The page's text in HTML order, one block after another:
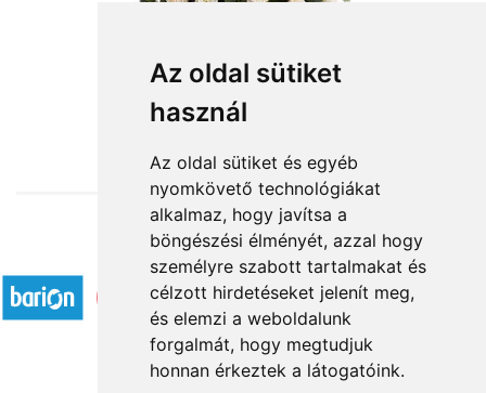
Az oldal sütiket
használ
Az oldal sütiket és egyéb
nyomkövető technológiákat
alkalmaz, hogy javítsa a
böngészési élményét, azzal hogy
személyre szabott tartalmakat és
célzott hirdetéseket jelenít meg,
és elemzi a weboldalunk
forgalmát, hogy megtudjuk
honnan érkeztek a látogatóink.
from HUF104,000
Accepted payment methods